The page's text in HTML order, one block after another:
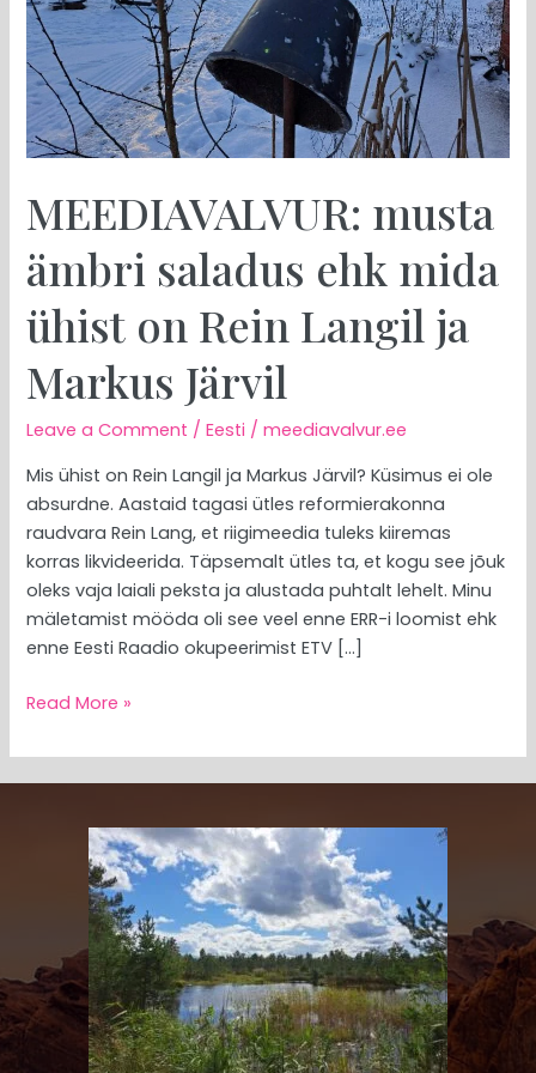
MEEDIAVALVUR: musta
ämbri saladus ehk mida
ühist on Rein Langil ja
Markus Järvil
Leave a Comment /Eesti /meediavalvur.ee
Mis ühist on Rein Langil ja Markus Järvil? Küsimus ei ole
absurdne. Aastaid tagasi ütles reformierakonna
raudvara Rein Lang, et riigimeedia tuleks kiiremas
korras likvideerida. Täpsemalt ütles ta, et kogu see jõuk
oleks vaja laiali peksta ja alustada puhtalt lehelt. Minu
mäletamist mööda oli see veel enne ERR-i loomist ehk
enne Eesti Raadio okupeerimist ETV […]
on
Rein
Langil
ja
Markus
Järvil
Read More »